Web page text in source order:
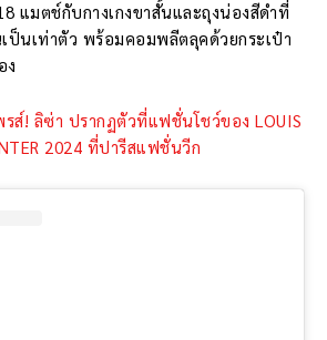
แมตช์กับกางเกงขาสั้นและถุงน่องสีดำที่
ป็นเท่าตัว พร้อมคอมพลีตลุคด้วยกระเป๋า
ง
รส์! ลิซ่า ปรากฏตัวที่แฟชั่นโชว์ของ LOUIS
2024 ที่ปารีสแฟชั่นวีก